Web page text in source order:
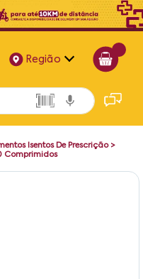
Região
Alagoas
Bahia
Paraíba
Isentos De Prescrição>
Comprimidos